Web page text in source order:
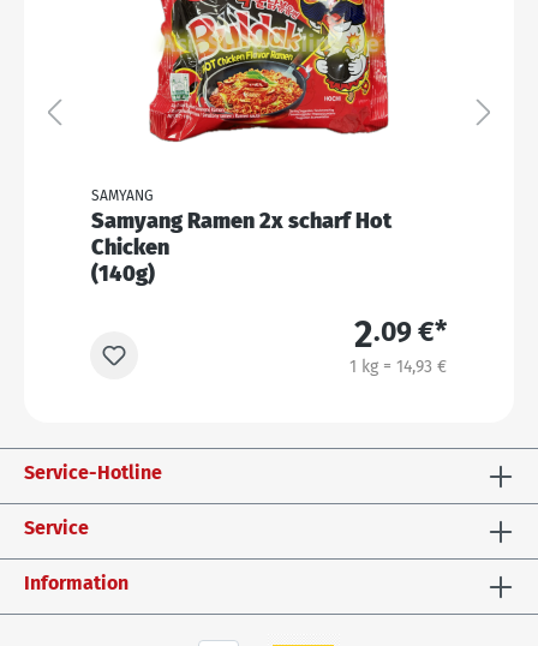
SAMYANG
Samyang Ramen 2x scharf Hot
Chicken
(140g)
2.09 €*
1 kg = 14,93 €
Service-Hotline
Service
Information